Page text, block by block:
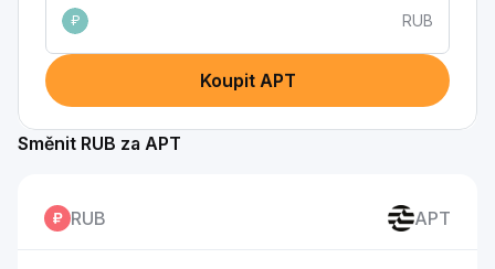
₽
RUB
Koupit APT
Směnit RUB za APT
RUB APT